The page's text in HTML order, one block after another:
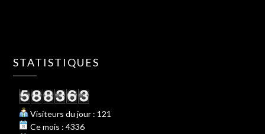
STATISTIQUES
Visiteurs du jour : 121
Ce mois : 4336